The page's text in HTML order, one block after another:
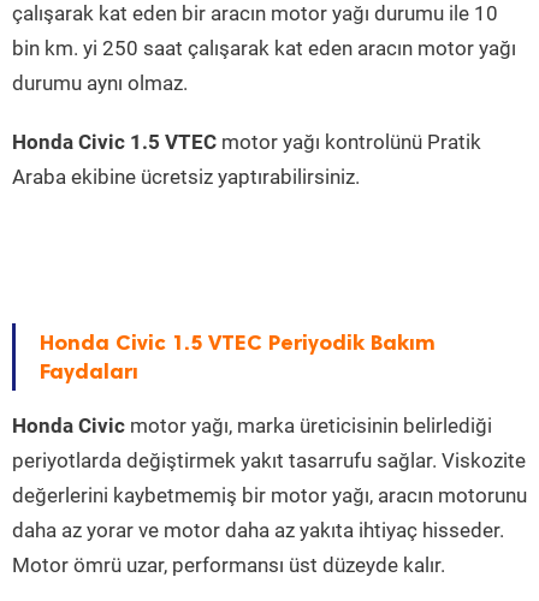
çalışarak kat eden bir aracın motor yağı durumu ile 10
bin km. yi 250 saat çalışarak kat eden aracın motor yağı
durumu aynı olmaz.
Honda Civic 1.5 VTEC motor yağı kontrolünü Pratik
Araba ekibine ücretsiz yaptırabilirsiniz.
Honda Civic 1.5 VTEC Periyodik Bakım
Faydaları
Honda Civic motor yağı, marka üreticisinin belirlediği
periyotlarda değiştirmek yakıt tasarrufu sağlar. Viskozite
değerlerini kaybetmemiş bir motor yağı, aracın motorunu
daha az yorar ve motor daha az yakıta ihtiyaç hisseder.
Motor ömrü uzar, performansı üst düzeyde kalır.